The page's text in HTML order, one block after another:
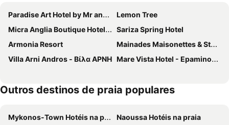
Paradise Art Hotel by Mr and Mrs White
Lemon Tree
Micra Anglia Boutique Hotel & Spa
Sariza Spring Hotel
Armonia Resort
Mainades Maisonettes & Studios
Villa Arni Andros - Βίλα ΑΡΝΗ Mare Vista Hotel - Epaminondas
Outros destinos de praia populares
Mykonos-Town Hotéis na praia
Naoussa Hotéis na praia